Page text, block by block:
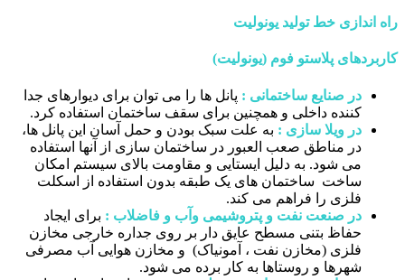
راه اندازی خط تولید یونولیت
کاربردهای پلاستو فوم (یونولیت)
در صنایع ساختمانی : پانل ها را می توان برای دیوارهای جدا
کننده داخلی و همچنین برای سقف ساختمان استفاده کرد.
در ویلا سازی : به علت سبک بودن و حمل آسان این پانل ها،
در مناطق صعب العبور در ساختمان سازی از آنها استفاده
می شود. به دلیل ایستایی و مقاومت بالای سیستم امکان
ساخت ساختمان های یک طبقه بدون استفاده از اسکلت
فلزی را فراهم می کند.
در صنعت نفت و پتروشیمی وآب و فاضلاب : برای ایجاد
حفاظ بتنی مسطح عایق دار بر روی جداره خارجی مخازن
فلزی (مخازن نفت ، آمونیاک) و مخازن هوایی آب مصرفی
شهرها و روستاها به کار برده می شود.